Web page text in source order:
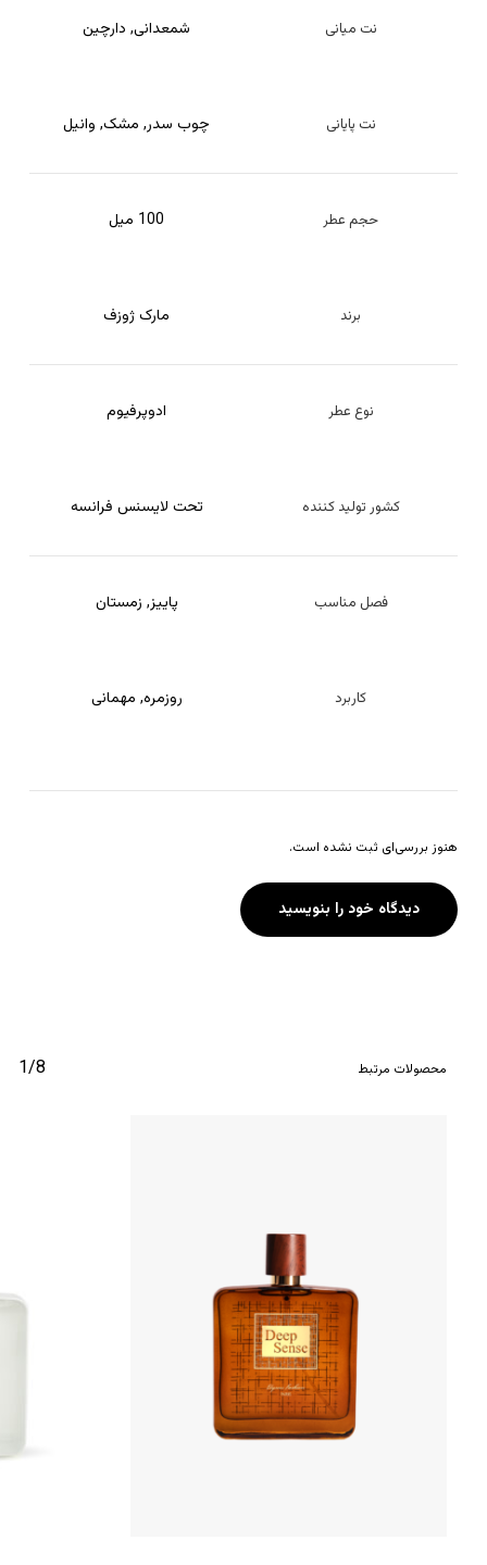
نت میانی شمعدانی, دارچین
نت پایانی چوب سدر, مشک, وانیل
حجم عطر 100 میل
برند مارک ژوزف
نوع عطر ادوپرفیوم
کشور تولید کننده تحت لایسنس فرانسه
فصل مناسب پاییز, زمستان
کاربرد روزمره, مهمانی
هنوز بررسی‌ای ثبت نشده است.
دیدگاه خود را بنویسید
محصولات مرتبط 1/8